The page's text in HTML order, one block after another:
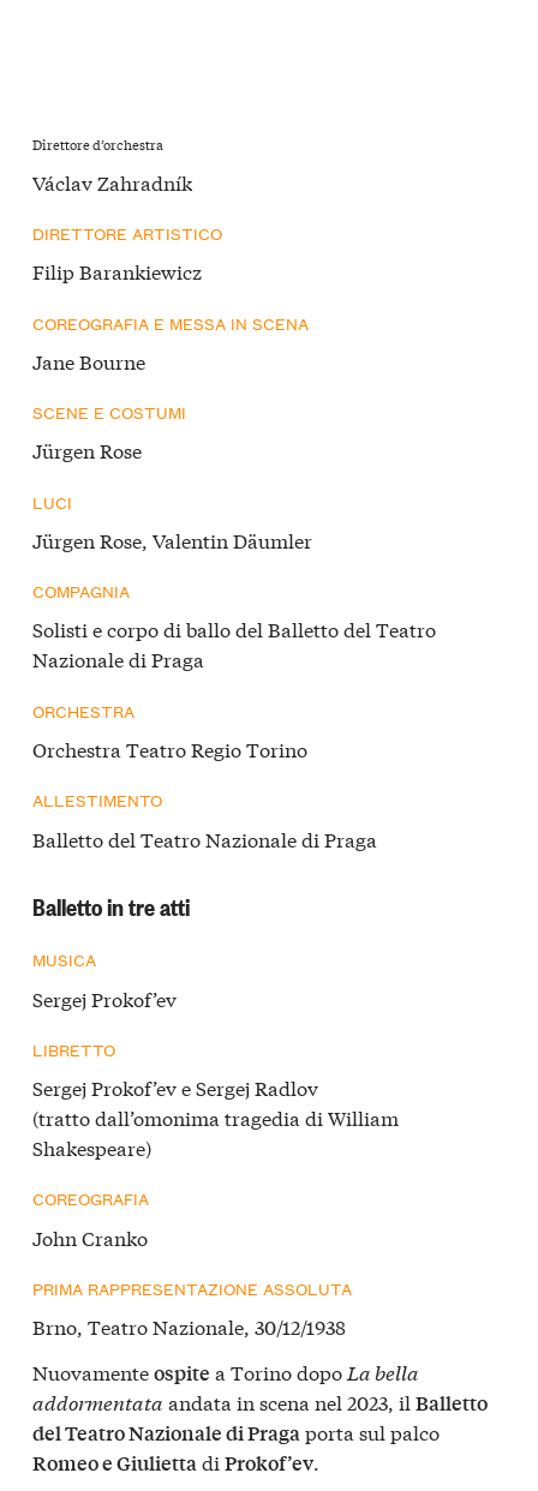
Direttore d’orchestra
Václav Zahradník
DIRETTORE ARTISTICO
Filip Barankiewicz
COREOGRAFIA E MESSA IN SCENA
Jane Bourne
SCENE E COSTUMI
Jürgen Rose
LUCI
Jürgen Rose, Valentin Däumler
COMPAGNIA
Solisti e corpo di ballo del Balletto del Teatro
Nazionale di Praga
ORCHESTRA
Orchestra Teatro Regio Torino
ALLESTIMENTO
Balletto del Teatro Nazionale di Praga
Balletto in tre atti
MUSICA
Sergej Prokof’ev
LIBRETTO
Sergej Prokof’ev e Sergej Radlov
(tratto dall’omonima tragedia di William
Shakespeare)
COREOGRAFIA
John Cranko
PRIMA RAPPRESENTAZIONE ASSOLUTA
Brno, Teatro Nazionale, 30/12/1938
Nuovamenteospite a Torino dopo La bella
addormentata andata in scena nel 2023, il Balletto
del Teatro Nazionale di Pragaporta sul palco
Romeo e Giuliettadi Prokof’ev.